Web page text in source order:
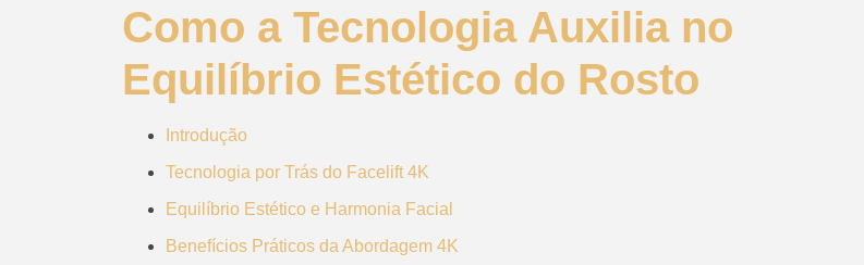
Como a Tecnologia Auxilia no
Equilíbrio Estético do Rosto
Introdução
Tecnologia por Trás do Facelift 4K
Equilíbrio Estético e Harmonia Facial
Benefícios Práticos da Abordagem 4K